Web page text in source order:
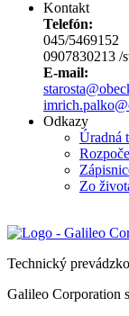
Kontakt
Telefón:
045/5469152
0907830213 /
E-mail:
Odkazy
Úradná
Zo
Technický
Galileo Corporation